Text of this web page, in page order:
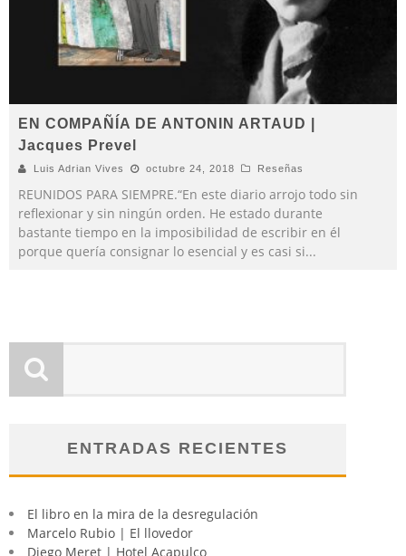
EN COMPAÑÍA DE ANTONIN ARTAUD |
Jacques Prevel
Luis Adrian Vives octubre 24, 2018 Reseñas
REUNIDOS PARA SIEMPRE.“En este diario arrojo todo sin
reflexionar y sin ningún orden. He estado durante
bastante tiempo en la imposibilidad de escribir en él
porque quería consignar lo esencial y es casi si...
ENTRADAS RECIENTES
El libro en la mira de la desregulación
Marcelo Rubio | El llovedor
Diego Meret | Hotel Acapulco